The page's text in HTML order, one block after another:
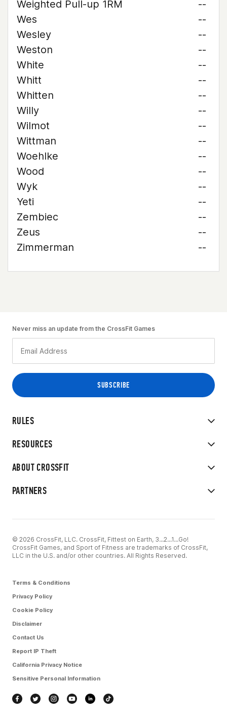
Weighted Pull-up 1RM
--
Wes
--
Wesley
--
Weston
--
White
--
Whitt
--
Whitten
--
Willy
--
Wilmot
--
Wittman
--
Woehlke
--
Wood
--
Wyk
--
Yeti
--
Zembiec
--
Zeus
--
Zimmerman
--
RULES
RESOURCES
ABOUT CROSSFIT
PARTNERS
Never miss an update from the CrossFit Games
© 2026 CrossFit, LLC. CrossFit, Fittest on Earth, 3...2...1...Go!
CrossFit Games, and Sport of Fitness are trademarks of CrossFit,
LLC in the U.S. and/or other countries. All Rights Reserved.
Terms & Conditions
Privacy Policy
Cookie Policy
Disclaimer
Contact Us
Report IP Theft
California Privacy Notice
Sensitive Personal Information